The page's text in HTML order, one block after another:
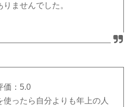
ませんでした。
価：5.0
ったら自分よりも年上の人